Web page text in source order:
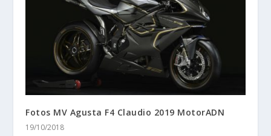
Fotos MV Agusta F4 Claudio 2019 MotorADN
19/10/2018